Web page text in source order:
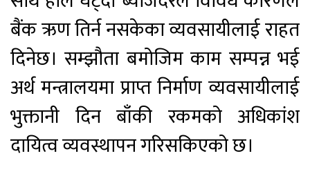
बैंक ऋण तिर्न नसकेका व्यवसायीलाई राहत
दिनेछ। सम्झौता बमोजिम काम सम्पन्न भई
अर्थ मन्त्रालयमा प्राप्त निर्माण व्यवसायीलाई
भुक्तानी दिन बाँकी रकमको अधिकांश
दायित्व व्यवस्थापन गरिसकिएको छ।